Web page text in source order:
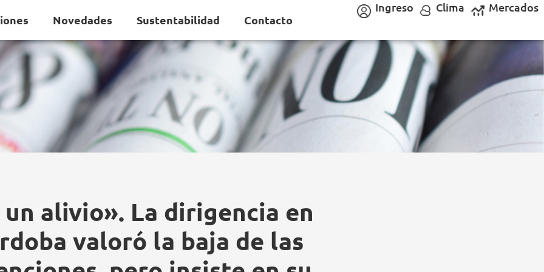
Novedades Sustentabilidad Contacto
Ingreso Clima Mercados
un alivio». La dirigencia en
valoró la baja de las